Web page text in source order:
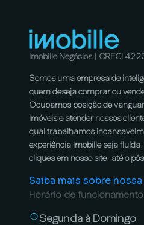
Imobille Negócios | CRECI
Somos uma empresa de
quem deseja comprar ou
Ocupamos posição de
imóveis e atender nossos
qual trabalhamos
experiência Imobille seja
cliques em nosso site, até o
Saiba mais sobre
Horário de funcionamento
Segunda à Domingo